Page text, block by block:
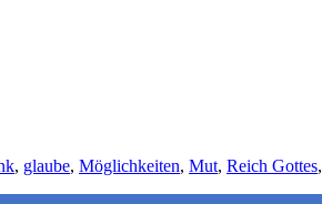
, glaube, Möglichkeiten, Mut, Reich Gottes,